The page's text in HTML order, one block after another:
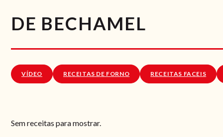
DE BECHAMEL
VÍDEO RECEITAS DE FORNO RECEITAS FACEIS
Sem receitas para mostrar.